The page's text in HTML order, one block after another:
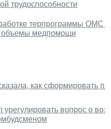
трудоспособности
терпрограммы ОМС
объемы медпомощи
как сформировать
вопрос о